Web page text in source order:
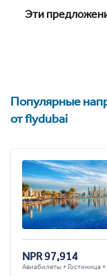
Эти
Популярные
от flydubai
NPR 97,914
Авиабилеты + Гостиница